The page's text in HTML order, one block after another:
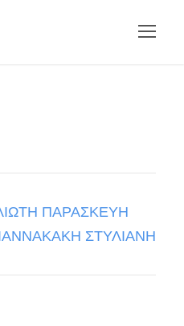
ΠΑΡΑΣΚΕΥΗ
ΣΤΥΛΙΑΝΗ